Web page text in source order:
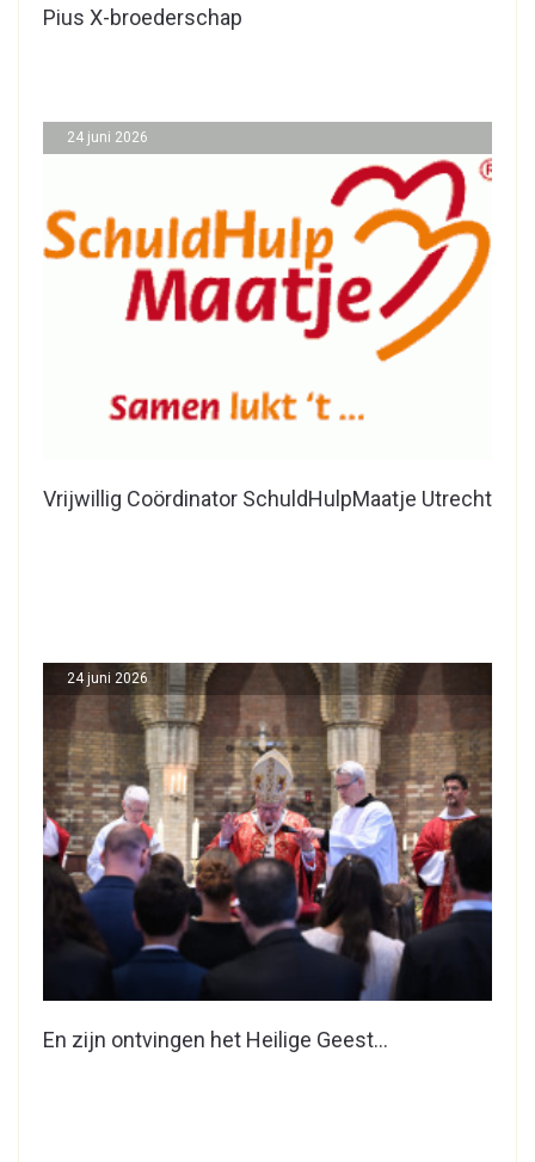
Pius X-broederschap
Vrijwillig Coördinator SchuldHulpMaatje Utrecht
24 juni 2026
En zijn ontvingen het Heilige Geest…
24 juni 2026